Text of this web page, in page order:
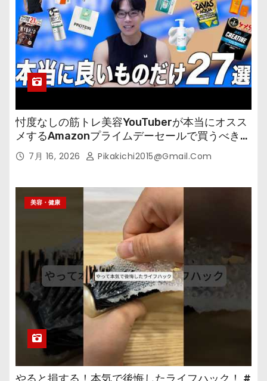
忖度なしの筋トレ美容YouTuberが本当にオスス
メするAmazonプライムデーセールで買うべきも
の 7月 16, 2026 Pikakichi2015@gmail.com
美容・健康